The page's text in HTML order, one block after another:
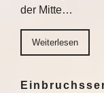
der Mitte…
Weiterlesen